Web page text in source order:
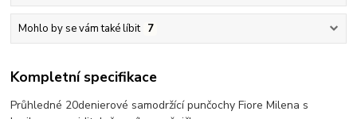
Mohlo by se vám také líbit 7
Kompletní specifikace
Průhledné 20denierové samodržící punčochy Fiore Milena s